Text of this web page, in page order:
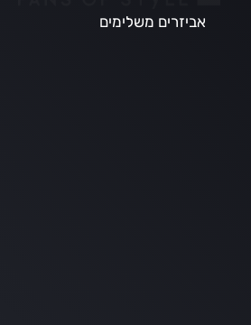
אביזרים משלימים